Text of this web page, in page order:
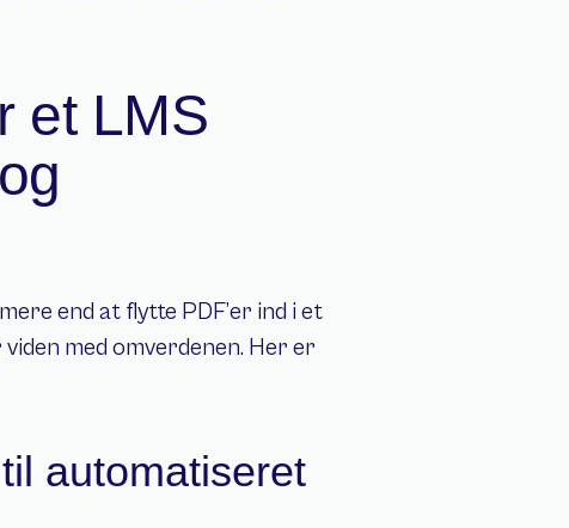
et LMS
end at flytte PDF’er ind i et
med omverdenen. Her er
automatiseret